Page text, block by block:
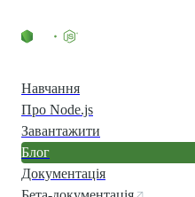
Навчання
Про Node.js
Завантажити
Блог
Документація